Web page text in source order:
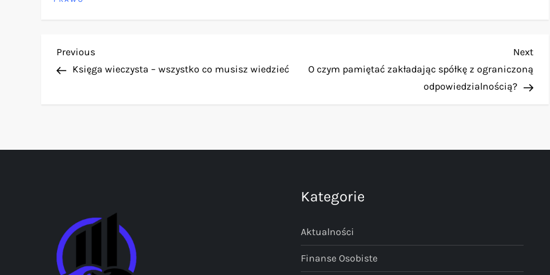
N
i
c
j
Previous
Post
Previous
Księga wieczysta – wszystko co musisz wiedzieć
Next
O czym pamiętać zakładając spółkę z ograniczoną
odpowiedzialnością?
Kategorie
Aktualności
Finanse Osobiste